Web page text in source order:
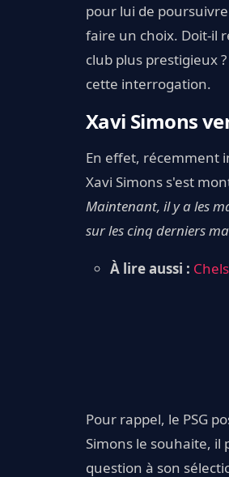
pour lui de
faire un choix. Doit-il
club plus prestigieux
cette interrogation.
Xavi Simons
En effet, récemment
Xavi Simons s'est
Maintenant, il y a les
sur les cinq derniers
À lire aussi :
Pour rappel, le PSG
Simons le souhaite,
question à son